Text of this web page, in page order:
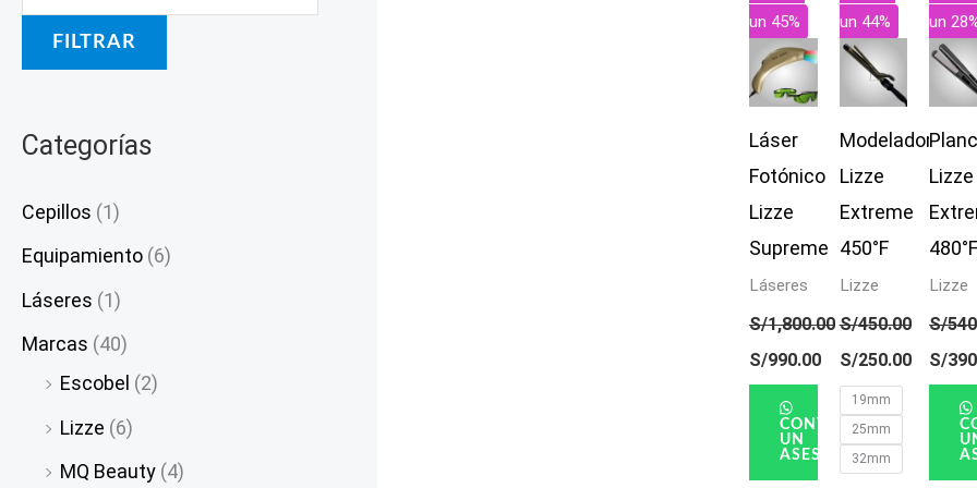
FILTRAR
Categorías
Cepillos (1)
Equipamiento (6)
Láseres (1)
Marcas (40)
Escobel (2)
Lizze (6)
MQ Beauty (4)
un 45%
Láser
Fotónico
Lizze
Supreme
Láseres
S/1,800.00
era:
S/1,800.00.
S/990.00
es:
S/990.00.
CONTACTAR
UN
ASESOR
un 44%
Modelador
Lizze
Extreme
450°F
Lizze
S/450.00
era:
S/450.00.
S/250.00
es:
S/250.00.
19mm
25mm
32mm
un
Lizze
480°F
Lizze
S/
era:
S/
S/
es:
S/